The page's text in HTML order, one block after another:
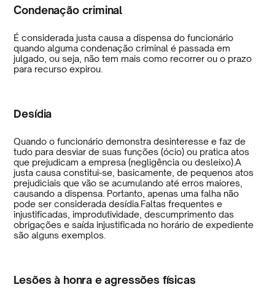
Condenação criminal
É considerada justa causa a dispensa do funcionário
quando alguma condenação criminal é passada em
julgado, ou seja, não tem mais como recorrer ou o prazo
para recurso expirou.
Desídia
Quando o funcionário demonstra desinteresse e faz de
tudo para desviar de suas funções (ócio) ou pratica atos
que prejudicam a empresa (negligência ou desleixo).A
justa causa constitui-se, basicamente, de pequenos atos
prejudiciais que vão se acumulando até erros maiores,
causando a dispensa. Portanto, apenas uma falha não
pode ser considerada desídia.Faltas frequentes e
injustificadas, improdutividade, descumprimento das
obrigações e saída injustificada no horário de expediente
são alguns exemplos.
Lesões à honra e agressões físicas